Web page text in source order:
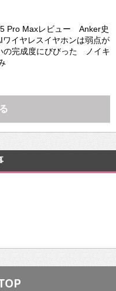
Pro Maxレビュー Anker史
イヤレスイヤホンは弱点が
の完成度にびびった ノイキ